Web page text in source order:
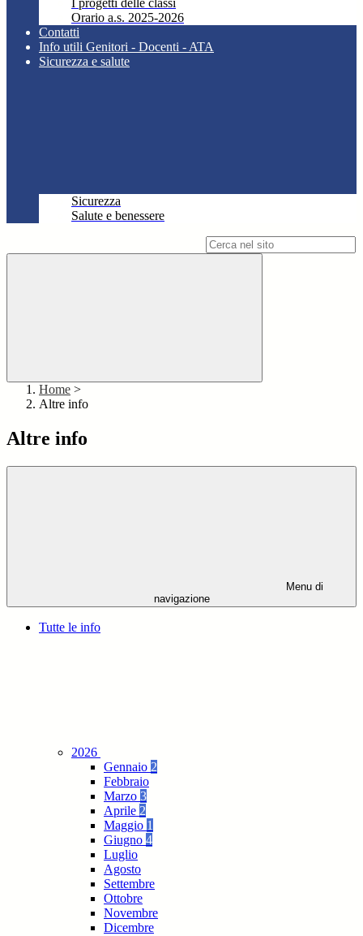
I progetti delle classi
Orario a.s. 2025-2026
Contatti
Info utili Genitori - Docenti - ATA
Sicurezza e salute
Sicurezza
Salute e benessere
Home >
Altre info
Altre info
Menu di
navigazione
Tutte le info
2026
Gennaio 2
Febbraio
Marzo 3
Aprile 2
Maggio 1
Giugno 4
Luglio
Agosto
Settembre
Ottobre
Novembre
Dicembre